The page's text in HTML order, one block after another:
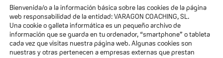
ENTRADAS LIMITADAS · VIVE LA
EXPERIENCIA
Bienvenida/o a la información básica sobre las cookies de la página
web responsabilidad de la entidad: VARAGON COACHING, SL.
Una cookie o galleta informática es un pequeño archivo de
información que se guarda en tu ordenador, “smartphone” o tableta
cada vez que visitas nuestra página web. Algunas cookies son
nuestras y otras pertenecen a empresas externas que prestan